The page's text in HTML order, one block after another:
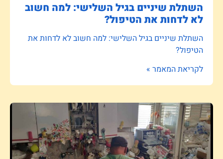
השתלת שיניים בגיל השלישי: למה חשוב
לא לדחות את הטיפול?
השתלת שיניים בגיל השלישי: למה חשוב לא לדחות את
הטיפול?
לקריאת המאמר »